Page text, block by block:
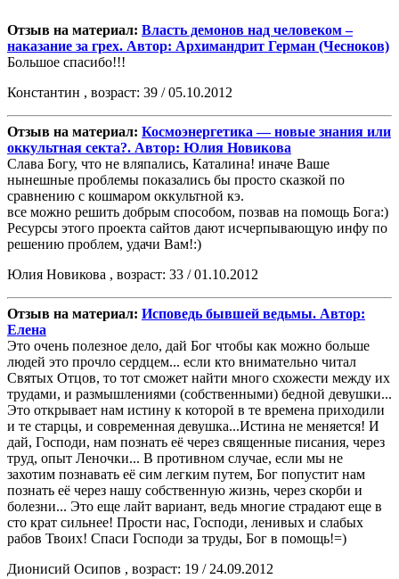
Отзыв на материал: Власть демонов над человеком –
наказание за грех. Автор: Архимандрит Герман (Чесноков)
Большое спасибо!!!
Константин , возраст: 39 / 05.10.2012
Отзыв на материал: Космоэнергетика — новые знания или
оккультная секта?. Автор: Юлия Новикова
Слава Богу, что не вляпались, Каталина! иначе Ваше
нынешные проблемы показались бы просто сказкой по
сравнению с кошмаром оккультной кэ.
все можно решить добрым способом, позвав на помощь Бога:)
Ресурсы этого проекта сайтов дают исчерпывающую инфу по
решению проблем, удачи Вам!:)
Юлия Новикова , возраст: 33 / 01.10.2012
Отзыв на материал: Исповедь бывшей ведьмы. Автор:
Елена
Это очень полезное дело, дай Бог чтобы как можно больше
людей это прочло сердцем... если кто внимательно читал
Святых Отцов, то тот сможет найти много схожести между их
трудами, и размышлениями (собственными) бедной девушки...
Это открывает нам истину к которой в те времена приходили
и те старцы, и современная девушка...Истина не меняется! И
дай, Господи, нам познать её через священные писания, через
труд, опыт Леночки... В противном случае, если мы не
захотим познавать её сим легким путем, Бог попустит нам
познать её через нашу собственную жизнь, через скорби и
болезни... Это еще лайт вариант, ведь многие страдают еще в
сто крат сильнее! Прости нас, Господи, ленивых и слабых
рабов Твоих! Спаси Господи за труды, Бог в помощь!=)
Дионисий Осипов , возраст: 19 / 24.09.2012